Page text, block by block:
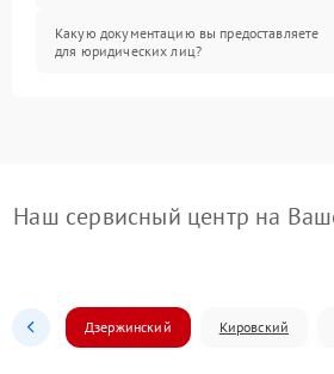
Какую документацию вы предоставляете
для юридических лиц?
Наш сервисный центр на
Дзержинский Кировский